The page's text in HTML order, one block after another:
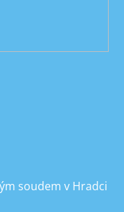
soudem v Hradci